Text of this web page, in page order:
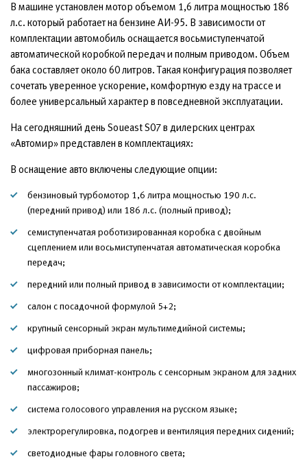
В машине установлен мотор объемом 1,6 литра мощностью 186
л.с. который работает на бензине АИ-95. В зависимости от
комплектации автомобиль оснащается восьмиступенчатой
автоматической коробкой передач и полным приводом. Объем
бака составляет около 60 литров. Такая конфигурация позволяет
сочетать уверенное ускорение, комфортную езду на трассе и
более универсальный характер в повседневной эксплуатации.
На сегодняшний день Soueast S07 в дилерских центрах
«Автомир» представлен в комплектациях:
В оснащение авто включены следующие опции:
бензиновый турбомотор 1,6 литра мощностью 190 л.с.
(передний привод) или 186 л.с. (полный привод);
семиступенчатая роботизированная коробка с двойным
сцеплением или восьмиступенчатая автоматическая коробка
передач;
передний или полный привод в зависимости от комплектации;
салон с посадочной формулой 5+2;
крупный сенсорный экран мультимедийной системы;
цифровая приборная панель;
многозонный климат-контроль с сенсорным экраном для задних
пассажиров;
система голосового управления на русском языке;
электрорегулировка, подогрев и вентиляция передних сидений;
светодиодные фары головного света;